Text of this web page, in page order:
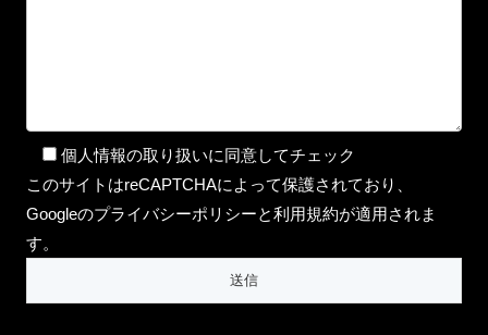
個人情報の取り扱いに同意してチェック
このサイトはreCAPTCHAによって保護されており、
Googleのプライバシーポリシーと利用規約が適用されま
す。